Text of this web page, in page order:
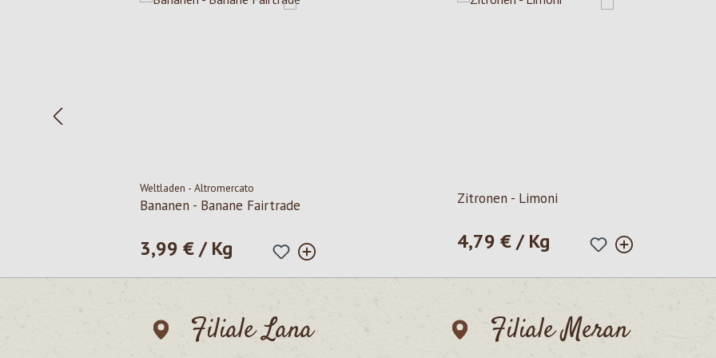
Weltladen - Altromercato
Bananen - Banane Fairtrade
Regulärer Preis:
3,99 € / Kg
Zitronen - Limoni
Regulärer Preis:
4,79 € / Kg
Filiale Lana Filiale Meran